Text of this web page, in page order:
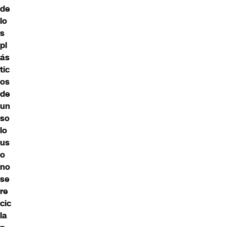
de
lo
s
pl
ás
tic
os
de
un
so
lo
us
o
no
se
re
cic
la